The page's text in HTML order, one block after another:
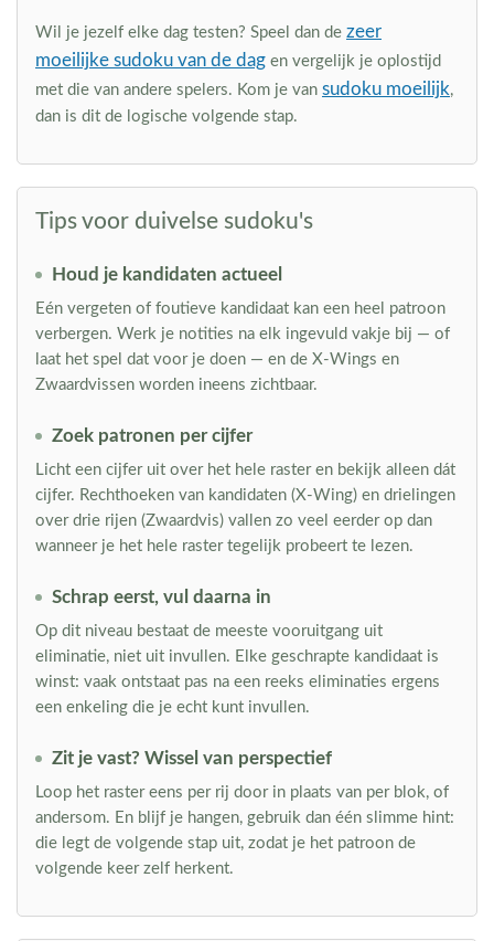
Wil je jezelf elke dag testen? Speel dan de zeer
moeilijke sudoku van de dag en vergelijk je oplostijd
met die van andere spelers. Kom je van sudoku moeilijk,
dan is dit de logische volgende stap.
Tips voor duivelse sudoku's
Houd je kandidaten actueel
Eén vergeten of foutieve kandidaat kan een heel patroon
verbergen. Werk je notities na elk ingevuld vakje bij — of
laat het spel dat voor je doen — en de X-Wings en
Zwaardvissen worden ineens zichtbaar.
Zoek patronen per cijfer
Licht een cijfer uit over het hele raster en bekijk alleen dát
cijfer. Rechthoeken van kandidaten (X-Wing) en drielingen
over drie rijen (Zwaardvis) vallen zo veel eerder op dan
wanneer je het hele raster tegelijk probeert te lezen.
Schrap eerst, vul daarna in
Op dit niveau bestaat de meeste vooruitgang uit
eliminatie, niet uit invullen. Elke geschrapte kandidaat is
winst: vaak ontstaat pas na een reeks eliminaties ergens
een enkeling die je echt kunt invullen.
Zit je vast? Wissel van perspectief
Loop het raster eens per rij door in plaats van per blok, of
andersom. En blijf je hangen, gebruik dan één slimme hint:
die legt de volgende stap uit, zodat je het patroon de
volgende keer zelf herkent.